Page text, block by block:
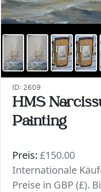
ID: 2609
HMS
Painting
Preis: £150.00
Internationale
Preise in GBP (£).